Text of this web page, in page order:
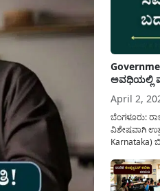
ಅವಧಿಯಲ್ಲಿ
April 2,
ಬೆಂಗಳೂರು:
ವಿಶೇಷವಾಗಿ
Karnataka)
ಸರ್ಕಾರವು
ಕಲ್ಯಾಣ